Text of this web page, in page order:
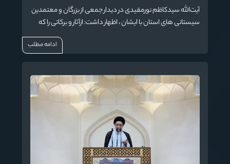
آیت‌الله سیدکاظم نورمفیدی در دیدار جمعی از بزرگان و معتمدین
سیستانی های استان با ایشان ، اظهار داشت: ازآثار و برکاتی را که
رهبر معظم انقلاب برای امر مهم تولید در شعار سال برشمردند
معلوم می‌شود که اگر اقتصاد بر یک اساس نظام‌مند بر مبنای
ادامه مطلب